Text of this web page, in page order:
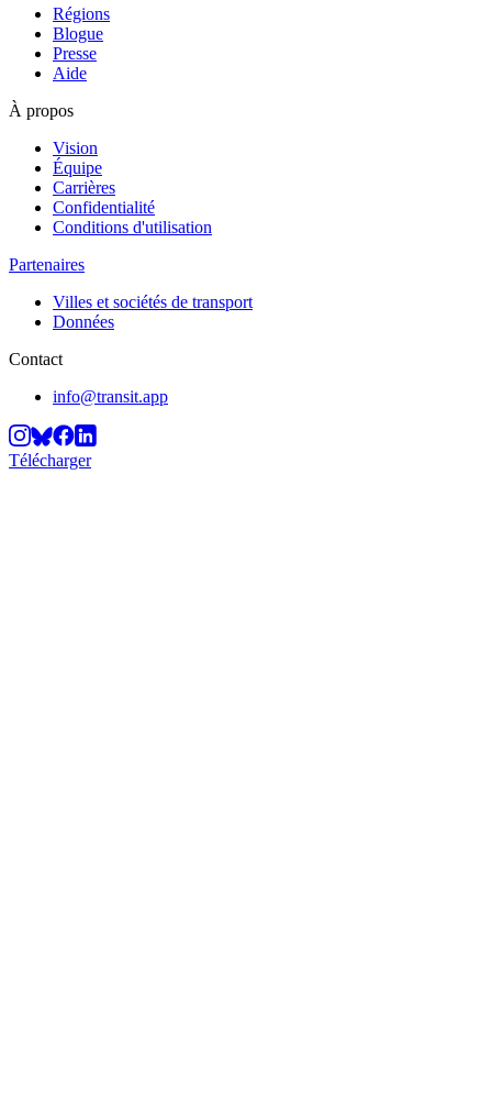
Régions
Blogue
Presse
Aide
À propos
Vision
Équipe
Carrières
Confidentialité
Conditions d'utilisation
Partenaires
Villes et sociétés de transport
Données
Contact
info@transit.app
Télécharger